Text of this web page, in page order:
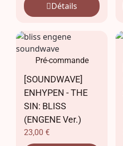
Détails
Pré-commande
[SOUNDWAVE]
ENHYPEN - THE
SIN: BLISS
(ENGENE Ver.)
23,00€